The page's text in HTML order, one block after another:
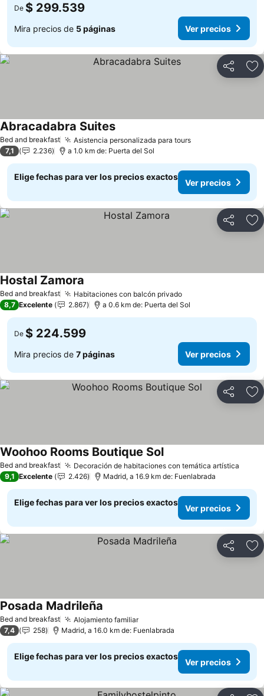
De $ 299.539
Mira precios de 5 páginas Ver precios
Compartir
Bed and breakfast Asistencia personalizada para tours
Abracadabra Suites
7,1 2.236 a 1.0 km de: Puerta del Sol
Elige fechas para ver los precios exactos
Ver precios
Compartir
Bed and breakfast Habitaciones con balcón privado
Hostal Zamora
8,7 Excelente 2.867 a 0.6 km de: Puerta del Sol
De $ 224.599
Mira precios de 7 páginas Ver precios
Compartir
Bed and breakfast Decoración de habitaciones con temática artística
Woohoo Rooms Boutique Sol
9,1 Excelente 2.426 Madrid, a 16.9 km de: Fuenlabrada
Elige fechas para ver los precios exactos
Ver precios
Compartir
Bed and breakfast Alojamiento familiar
Posada Madrileña
7,4 258 Madrid, a 16.0 km de: Fuenlabrada
Elige fechas para ver los precios exactos
Ver precios